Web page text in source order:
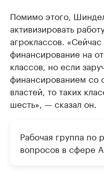
Помимо этого,
активизировать
агроклассов.
финансирование на
классов, но если
финансированием со
властей, то таких
шесть», — сказал он.
Рабочая группа
вопросов в сфере